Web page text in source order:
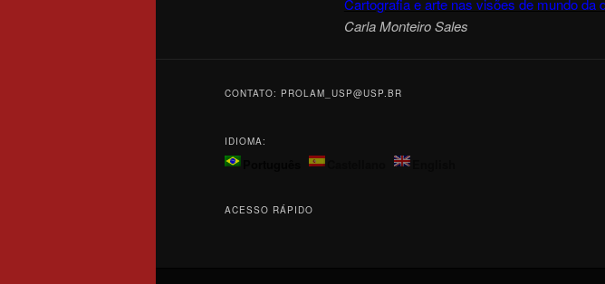
Carla Monteiro Sales
CONTATO: PROLAM_USP@USP.BR
IDIOMA:
ACESSO RÁPIDO